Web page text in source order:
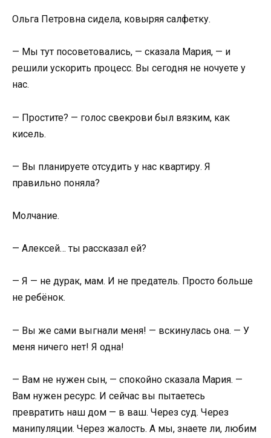
Ольга Петровна сидела, ковыряя салфетку.
— Мы тут посоветовались, — сказала Мария, — и
решили ускорить процесс. Вы сегодня не ночуете у
нас.
— Простите? — голос свекрови был вязким, как
кисель.
— Вы планируете отсудить у нас квартиру. Я
правильно поняла?
Молчание.
— Алексей… ты рассказал ей?
— Я — не дурак, мам. И не предатель. Просто больше
не ребёнок.
— Вы же сами выгнали меня! — вскинулась она. — У
меня ничего нет! Я одна!
— Вам не нужен сын, — спокойно сказала Мария. —
Вам нужен ресурс. И сейчас вы пытаетесь
превратить наш дом — в ваш. Через суд. Через
манипуляции. Через жалость. А мы, знаете ли, любим